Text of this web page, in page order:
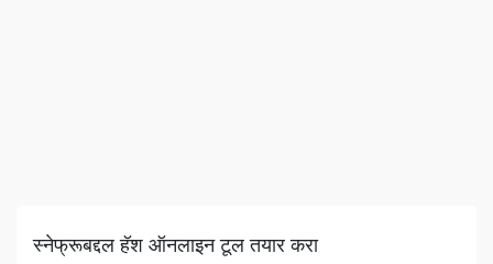
स्नेफ्रूबद्दल हॅश ऑनलाइन टूल तयार करा